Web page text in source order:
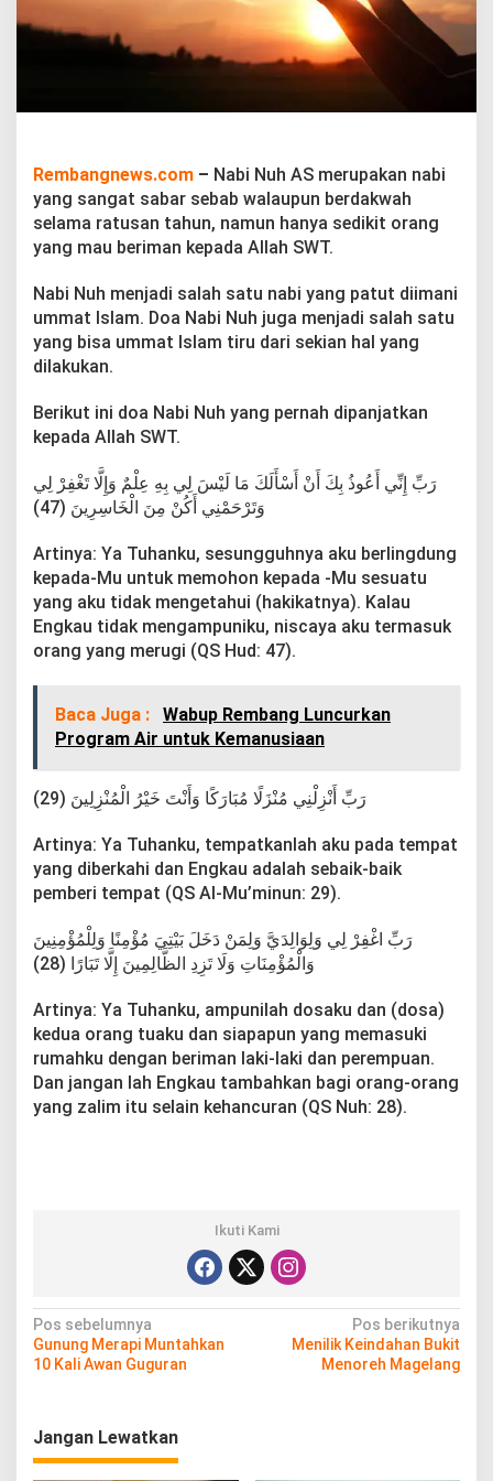
n
a
t
a
b
i
N
u
Rembangnews.com – Nabi Nuh AS merupakan nabi
yang sangat sabar sebab walaupun berdakwah
selama ratusan tahun, namun hanya sedikit orang
yang mau beriman kepada Allah SWT.
Nabi Nuh menjadi salah satu nabi yang patut diimani
ummat Islam. Doa Nabi Nuh juga menjadi salah satu
yang bisa ummat Islam tiru dari sekian hal yang
dilakukan.
Berikut ini doa Nabi Nuh yang pernah dipanjatkan
kepada Allah SWT.
رَبِّ إِنِّي أَعُوذُ بِكَ أَنْ أَسْأَلَكَ مَا لَيْسَ لِي بِهِ عِلْمٌ وَإِلَّا تَغْفِرْ لِي
وَتَرْحَمْنِي أَكُنْ مِنَ الْخَاسِرِينَ (47)
Artinya: Ya Tuhanku, sesungguhnya aku berlingdung
kepada-Mu untuk memohon kepada -Mu sesuatu
yang aku tidak mengetahui (hakikatnya). Kalau
Engkau tidak mengampuniku, niscaya aku termasuk
orang yang merugi (QS Hud: 47).
Baca Juga :
Wabup Rembang Luncurkan
Program Air untuk Kemanusiaan
رَبِّ أَنْزِلْنِي مُنْزَلًا مُبَارَكًا وَأَنْتَ خَيْرُ الْمُنْزِلِينَ (29)
Artinya: Ya Tuhanku, tempatkanlah aku pada tempat
yang diberkahi dan Engkau adalah sebaik-baik
pemberi tempat (QS Al-Mu’minun: 29).
رَبِّ اغْفِرْ لِي وَلِوَالِدَيَّ وَلِمَنْ دَخَلَ بَيْتِيَ مُؤْمِنًا وَلِلْمُؤْمِنِينَ
وَالْمُؤْمِنَاتِ وَلَا تَزِدِ الظَّالِمِينَ إِلَّا تَبَارًا (28)
Artinya: Ya Tuhanku, ampunilah dosaku dan (dosa)
kedua orang tuaku dan siapapun yang memasuki
rumahku dengan beriman laki-laki dan perempuan.
Dan jangan lah Engkau tambahkan bagi orang-orang
yang zalim itu selain kehancuran (QS Nuh: 28).
Ikuti Kami
N
a
g
Pos sebelumnya
Gunung Merapi Muntahkan
10 Kali Awan Guguran
Pos berikutnya
Menilik Keindahan Bukit
Menoreh Magelang
Jangan Lewatkan